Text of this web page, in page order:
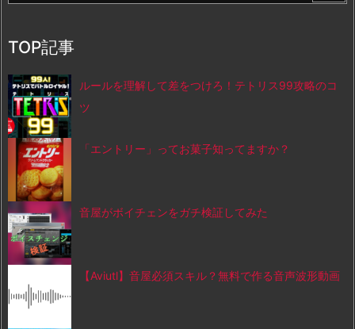
TOP記事
ルールを理解して差をつけろ！テトリス99攻略のコ
ツ
「エントリー」ってお菓子知ってますか？
音屋がボイチェンをガチ検証してみた
【Aviutl】音屋必須スキル？無料で作る音声波形動画